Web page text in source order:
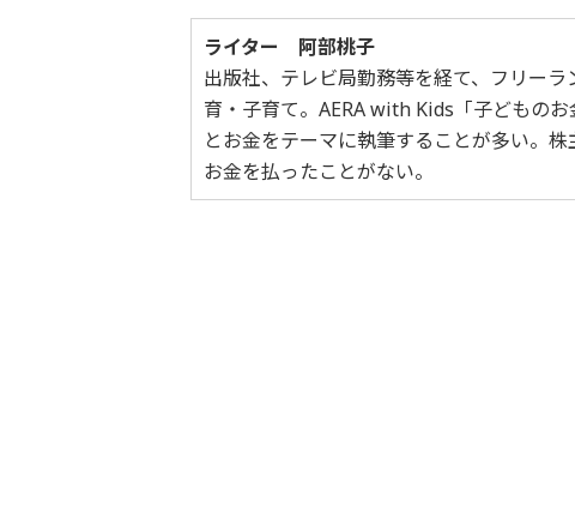
ライター 阿部桃子
出版社、テレビ局勤務等を経て、フリー
育・子育て。AERA with Kids「子どもの
とお金をテーマに執筆することが多い。
お金を払ったことがない。